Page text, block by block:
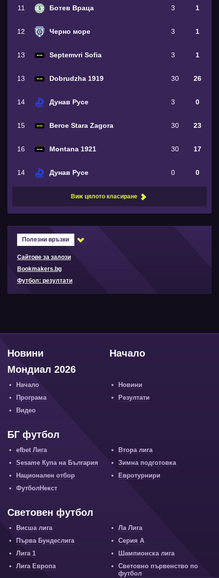
11 Ботев Враца 3 1
12 Черно море 3 1
13 Septemvri Sofia 3 1
13 Dobrudzha 1919 30 26
14 Дунав Русе 3 0
15 Beroe Stara Zagora 30 23
16 Montana 1921 30 17
14 Дунав Русе 0 0
Виж цялото класиране
Полезни връзки
Сайтове за залози
Bookmakers.bg
Футбол: резултати
Начало
Новини
Мондиал 2026
Начало
Новини
Програма
Резултати
Видео
БГ футбол
efbet Лига
Втора лига
Sesame Купа на България
Зимна подготовка
Национален отбор
Евротурнири
ФутболНекст
Световен футбол
Висша лига
Ла Лига
Първа Бундеслига
Серия А
Лига 1
Шампионска лига
Лига Европа
Световно първенство по
футбол